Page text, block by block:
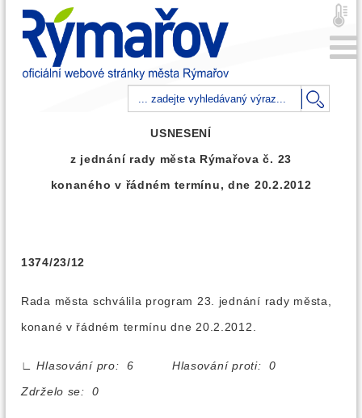
USNESENÍ
z jednání rady města Rýmařova č. 23
konaného v řádném termínu, dne 20.2.2012
1374/23/12
Rada města schválila program 23. jednání rady města,
konané v řádném termínu dne 20.2.2012.
∟
Hlasování pro: 6 Hlasování proti: 0
Zdrželo se: 0